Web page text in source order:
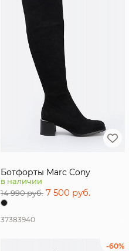
Ботфорты Marc Cony
в наличии
14 990 руб. 7 500 руб.
37383940
-60%